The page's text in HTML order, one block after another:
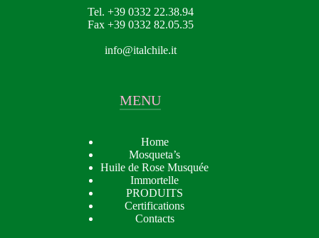
Tel. +39 0332 22.38.94
Fax +39 0332 82.05.35
info@italchile.it
MENU
Home
Mosqueta’s
Huile de Rose Musquée
Immortelle
PRODUITS
Certifications
Contacts